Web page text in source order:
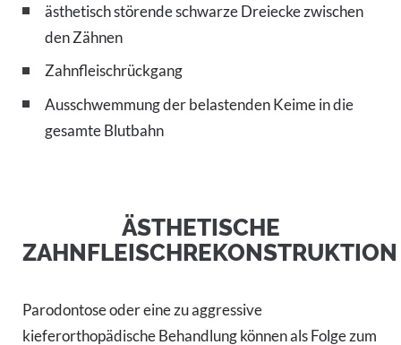
ästhetisch störende schwarze Dreiecke zwischen
den Zähnen
Zahnfleischrückgang
Ausschwemmung der belastenden Keime in die
gesamte Blutbahn
ÄSTHETISCHE
ZAHNFLEISCHREKONSTRUKTION
Parodontose oder eine zu aggressive
kieferorthopädische Behandlung können als Folge zum